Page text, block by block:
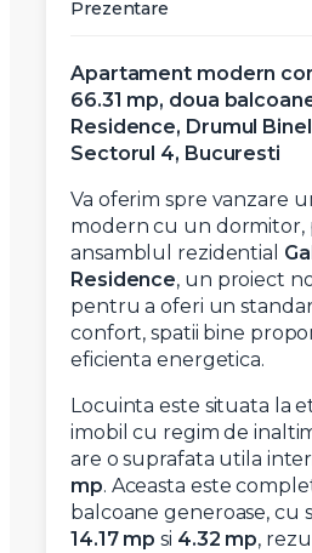
Prezentare
Apartament modern
66.31 mp, doua
Residence, Drumul
Sectorul 4, Bucuresti
Va oferim spre vanzare
modern cu un dormitor,
ansamblul rezidential
Residence, un proiect
pentru a oferi un
confort, spatii bine
eficienta energetica.
Locuinta este situata la
imobil cu regim de
are o suprafata utila
mp. Aceasta este
balcoane generoase, cu
14.17 mp si 4.32 mp,